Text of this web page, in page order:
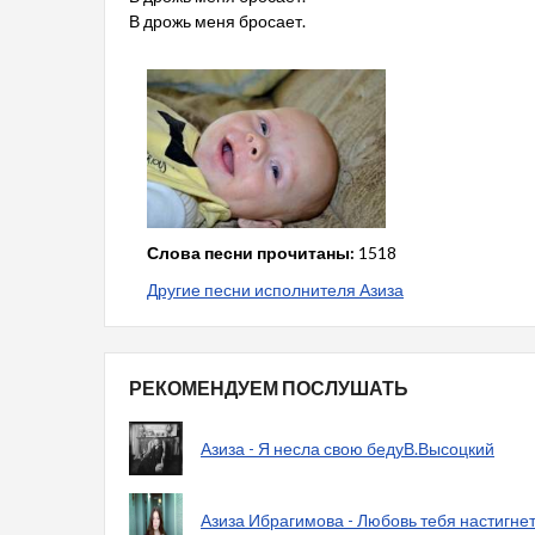
В дрожь меня бросает.
Слова песни прочитаны: 1518
Другие песни исполнителя Азиза
РЕКОМЕНДУЕМ ПОСЛУШАТЬ
Азиза - Я несла свою бедуВ.Высоцкий
Азиза Ибрагимова - Любовь тебя